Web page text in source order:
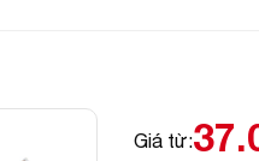
Giá từ: